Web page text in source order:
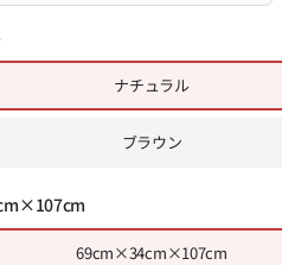
ナチュラル
ブラウン
69cm×34cm×107cm